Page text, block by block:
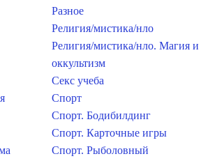
Разное
Религия/мистика/нло
Религия/мистика/нло. Магия и
оккультизм
Секс учеба
Спорт
Спорт. Бодибилдинг
Спорт. Карточные игры
Спорт. Рыболовный